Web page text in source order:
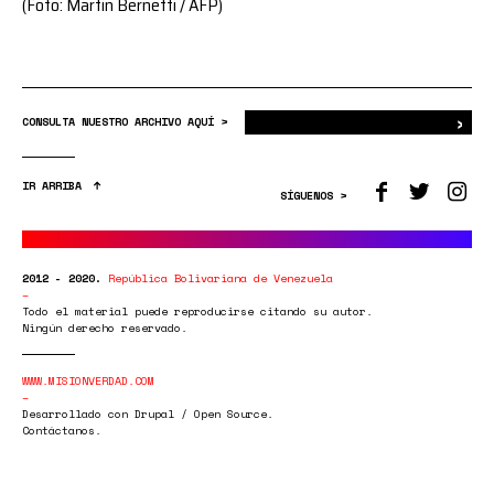
CONSULTA NUESTRO ARCHIVO AQUÍ > ›
IR ARRIBA
SÍGUENOS >
2012 - 2020. República Bolivariana de Venezuela
Todo el material puede reproducirse citando su autor.
Ningún derecho reservado.
WWW.MISIONVERDAD.COM
Desarrollado con Drupal / Open Source.
Contáctanos.